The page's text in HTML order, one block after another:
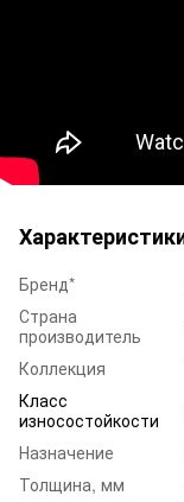
Бренд*
Страна
производитель
Коллекция
Класс
износостойкости
Назначение
Толщина, мм